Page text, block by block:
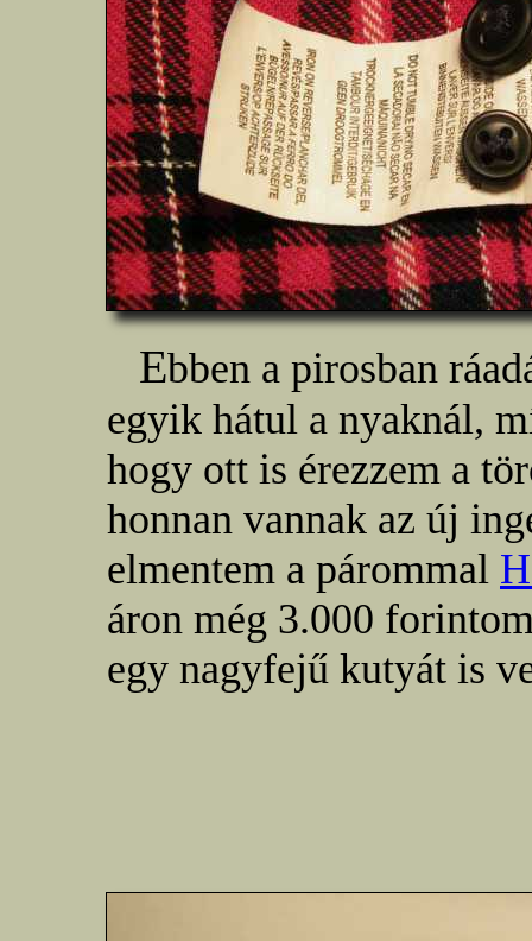
Ebben a pirosban
egyik hátul a nyaknál,
hogy ott is érezzem a
honnan vannak az új
elmentem a párommal
áron még 3.000
egy nagyfejű kutyát is